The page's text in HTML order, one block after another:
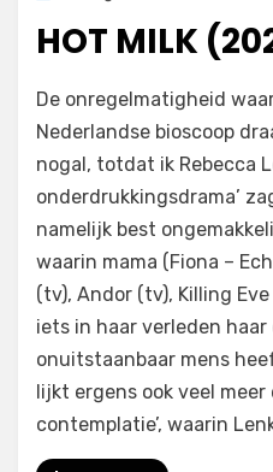
HOT MILK
Filmofiel.nl
De onregelmatigheid
Nederlandse bioscoop
nogal, totdat ik Rebecca
onderdrukkingsdrama’
namelijk best
waarin mama (Fiona –
(tv), Andor (tv), Killing
iets in haar verleden
onuitstaanbaar mens
lijkt ergens ook veel
contemplatie’, waarin